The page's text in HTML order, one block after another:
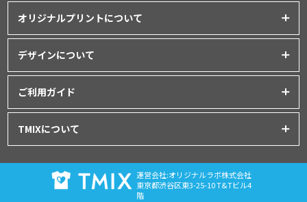
ポロシャツ│ スポーツウェア
パーカー・スウェット│ベビー服
バッグ・ポーチ
シャツ│ユニフォーム│パンツ
グッズ│マグカップ・ボトル│キャップ
オリジナルプリントについて
シルクスクリーンプリント
昇華転写プリント
フルグラフィックプリント
プリント方法について
デザインについて
デザインシミュレーター
データ入稿について
ご利用ガイド
ドンドン割について
注文の流れ
TMIXについて
利用規約
運営会社:オリジナルラボ株式会社
東京都渋谷区東3-25-10 T&Tビル4
階